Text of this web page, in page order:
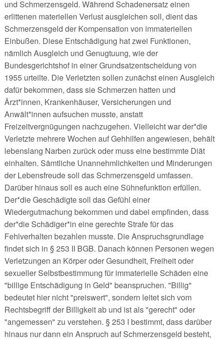
und Schmerzensgeld. Während Schadenersatz einen
erlittenen materiellen Verlust ausgleichen soll, dient das
Schmerzensgeld der Kompensation von immateriellen
Einbußen. Diese Entschädigung hat zwei Funktionen,
nämlich Ausgleich und Genugtuung, wie der
Bundesgerichtshof in einer Grundsatzentscheidung von
1955 urteilte. Die Verletzten sollen zunächst einen Ausgleich
dafür bekommen, dass sie Schmerzen hatten und
Ärzt*innen, Krankenhäuser, Versicherungen und
Anwält*innen aufsuchen musste, anstatt
Freizeitvergnügungen nachzugehen. Vielleicht war der*die
Verletzte mehrere Wochen auf Gehhilfen angewiesen, behält
lebenslang Narben zurück oder muss eine bestimmte Diät
einhalten. Sämtliche Unannehmlichkeiten und Minderungen
der Lebensfreude soll das Schmerzensgeld umfassen.
Darüber hinaus soll es auch eine Sühnefunktion erfüllen.
Der*die Geschädigte soll das Gefühl einer
Wiedergutmachung bekommen und dabei empfinden, dass
der*die Schädiger*in eine gerechte Strafe für das
Fehlverhalten bezahlen musste. Die Anspruchsgrundlage
findet sich in § 253 II BGB. Danach können Personen wegen
Verletzungen an Körper oder Gesundheit, Freiheit oder
sexueller Selbstbestimmung für immaterielle Schäden eine
"billige Entschädigung in Geld" beanspruchen. "Billig"
bedeutet hier nicht "preiswert", sondern leitet sich vom
Rechtsbegriff der Billigkeit ab und ist als "gerecht" oder
"angemessen" zu verstehen. § 253 I bestimmt, dass darüber
hinaus nur dann ein Anspruch auf Schmerzensgeld besteht,